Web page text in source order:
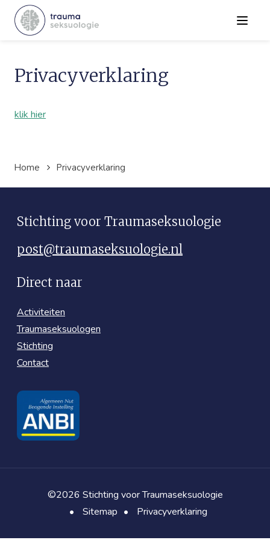
Menu
Privacyverklaring
klik hier
Home Privacyverklaring
Stichting voor Traumaseksuologie
post@traumaseksuologie.nl
Direct naar
Activiteiten
Traumaseksuologen
Stichting
Contact
©2026 Stichting voor Traumaseksuologie
•
Sitemap • Privacyverklaring